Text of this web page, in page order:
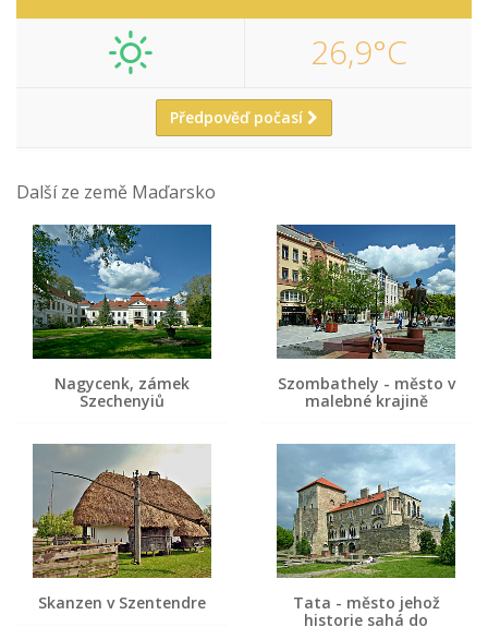
26,9°C
Předpověď počasí
Další ze země Maďarsko
Nagycenk, zámek
Szechenyiů
Szombathely - město v
malebné krajině
Skanzen v Szentendre
Tata - město jehož
historie sahá do